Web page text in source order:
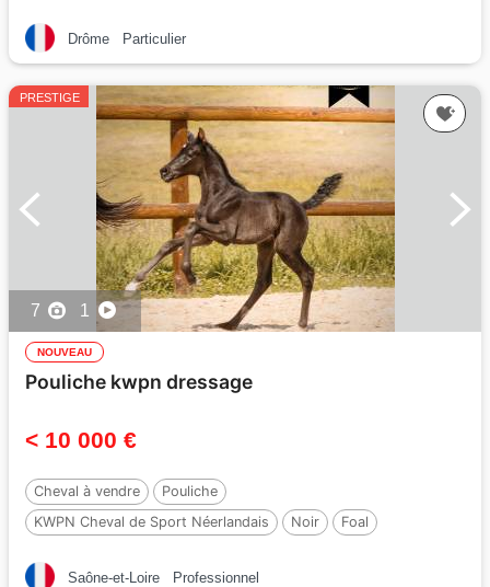
Drôme Particulier
PRESTIGE
7 1
NOUVEAU
Pouliche kwpn dressage
< 10 000 €
Cheval à vendre
Pouliche
KWPN Cheval de Sport Néerlandais
Noir
Foal
Saône-et-Loire
Professionnel